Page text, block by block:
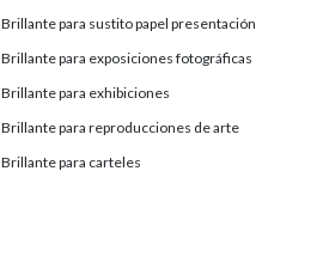
Brillante para sustito papel presentación
Brillante para exposiciones fotográficas
Brillante para exhibiciones
Brillante para reproducciones de arte
Brillante para carteles